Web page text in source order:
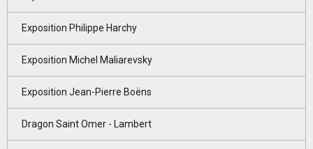
Exposition Philippe Harchy
Exposition Michel Maliarevsky
Exposition Jean-Pierre Boëns
Dragon Saint Omer - Lambert